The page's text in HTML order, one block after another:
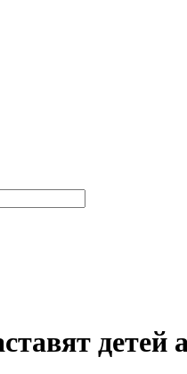
детей